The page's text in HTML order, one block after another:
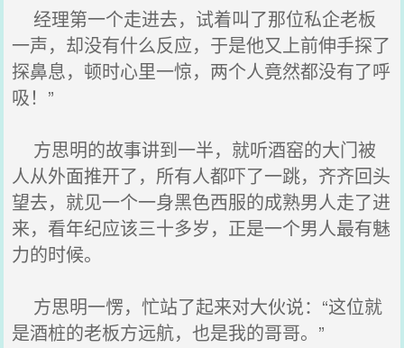
经理第一个走进去，试着叫了那位私企老板
一声，却没有什么反应，于是他又上前伸手探了
探鼻息，顿时心里一惊，两个人竟然都没有了呼
吸！”
方思明的故事讲到一半，就听酒窑的大门被
人从外面推开了，所有人都吓了一跳，齐齐回头
望去，就见一个一身黑色西服的成熟男人走了进
来，看年纪应该三十多岁，正是一个男人最有魅
力的时候。
方思明一愣，忙站了起来对大伙说：“这位就
是酒桩的老板方远航，也是我的哥哥。”